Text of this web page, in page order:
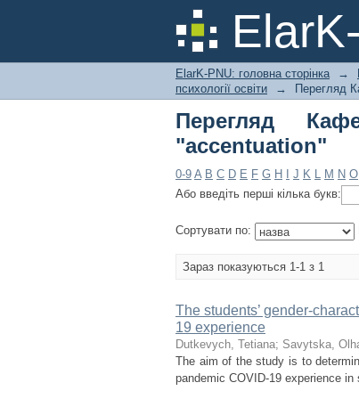
Перегляд
ElarK-PNU: головна сторінка →
психології освіти
→ Перегляд
Перегляд
"accentuation"
0-9 A B C D E F G H J K L M N O
Або введіть перші кілька букв:
Сортувати по:
Зараз показуються 1-1 з 1
The students’ gender-
19 experience
Dutkevych, Tetiana; Savytska,
The aim of the study is to
pandemic COVID-19 experience